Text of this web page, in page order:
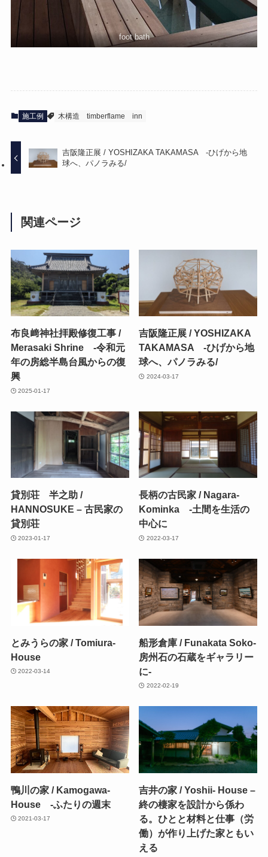
foot bath
施工例 木構造 timberflame inn
吉阪隆正展 / YOSHIZAKA TAKAMASA -ひげから地
球へ、パノラみる/
関連ページ
布良﨑神社拝殿修復工事 /
Merasaki Shrine -令和元
年の房総半島台風からの復
興
2025-01-17
吉阪隆正展 / YOSHIZAKA
TAKAMASA -ひげから地
球へ、パノラみる/
2024-03-17
貸別荘 半之助 /
HANNOSUKE – 古民家の
貸別荘
2023-01-17
長柄の古民家 / Nagara-
Kominka -土間を生活の
中心に
2022-03-17
とみうらの家 / Tomiura-
House
2022-03-14
船形倉庫 / Funakata Soko-
房州石の石蔵をギャラリー
に-
2022-02-19
鴨川の家 / Kamogawa-
House -ふたりの週末
2021-03-17
吉井の家 / Yoshii- House –
終の棲家を設計から係わ
る。ひとと材料と仕事（労
働）が作り上げた家ともい
える